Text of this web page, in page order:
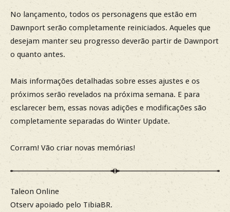
No lançamento, todos os personagens que estão em
Dawnport serão completamente reiniciados. Aqueles que
desejam manter seu progresso deverão partir de Dawnport
o quanto antes.
Mais informações detalhadas sobre esses ajustes e os
próximos serão revelados na próxima semana. E para
esclarecer bem, essas novas adições e modificações são
completamente separadas do Winter Update.
Corram! Vão criar novas memórias!
Taleon Online
Otserv apoiado pelo TibiaBR.